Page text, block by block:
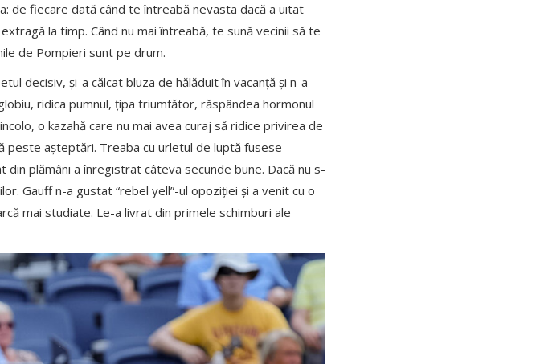
de fiecare dată când te întreabă nevasta dacă a uitat
la timp. Când nu mai întreabă, te sună vecinii să te
de Pompieri sunt pe drum.
decisiv, și-a călcat bluza de hălăduit în vacanță și n-a
ridica pumnul, țipa triumfător, răspândea hormonul
o kazahă care nu mai avea curaj să ridice privirea de
peste așteptări. Treaba cu urletul de luptă fusese
plămâni a înregistrat câteva secunde bune. Dacă nu s-
Gauff n-a gustat “rebel yell”-ul opoziției și a venit cu o
mai studiate. Le-a livrat din primele schimburi ale